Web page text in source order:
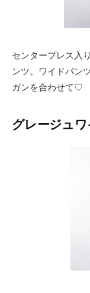
センタープレス入
ンツ。ワイドパン
ガンを合わせて♡
グレージュ